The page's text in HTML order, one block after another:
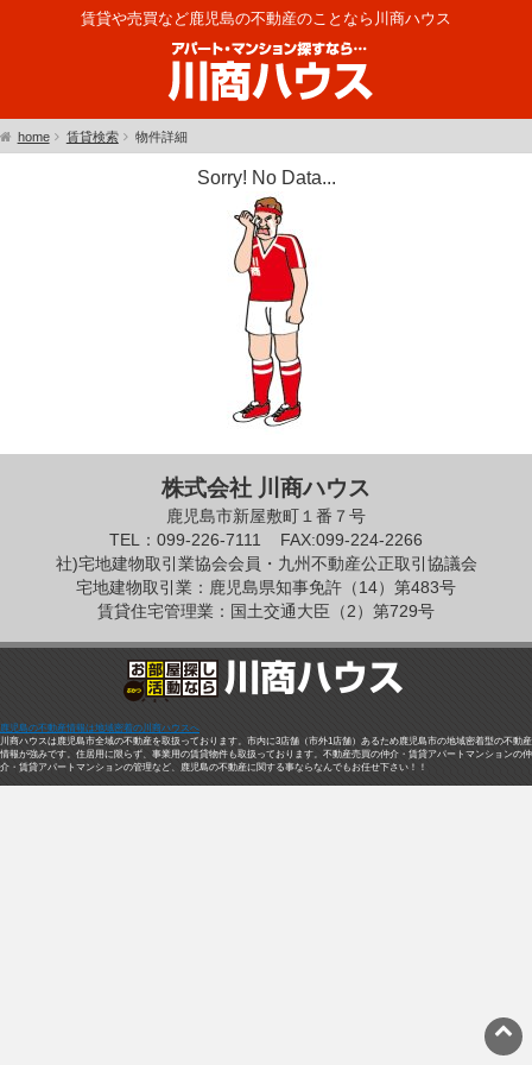
賃貸や売買など鹿児島の不動産のことなら川商ハウス
home 賃貸検索 物件詳細
Sorry! No Data...
株式会社 川商ハウス
鹿児島市新屋敷町１番７号
TEL：099-226-7111
FAX:099-224-2266
社)宅地建物取引業協会会員・九州不動産公正取引協議会
宅地建物取引業：鹿児島県知事免許（14）第483号
賃貸住宅管理業：国土交通大臣（2）第729号
鹿児島の不動産情報は地域密着の川商ハウスへ
川商ハウスは鹿児島市全域の不動産を取扱っております。市内に3店舗（市外1店舗）あるため鹿児島市の地域密着型の不動産
情報が強みです。住居用に限らず、事業用の賃貸物件も取扱っております。不動産売買の仲介・賃貸アパートマンションの仲
介・賃貸アパートマンションの管理など、鹿児島の不動産に関する事ならなんでもお任せ下さい！！